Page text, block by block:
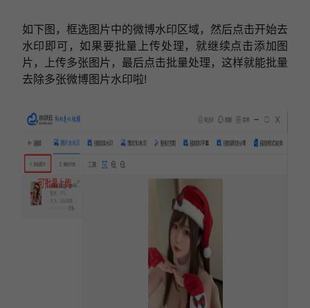
如下图，框选图片中的微博水印区域，然后点击开始去
水印即可，如果要批量上传处理，就继续点击添加图
片，上传多张图片，最后点击批量处理，这样就能批量
去除多张微博图片水印啦!